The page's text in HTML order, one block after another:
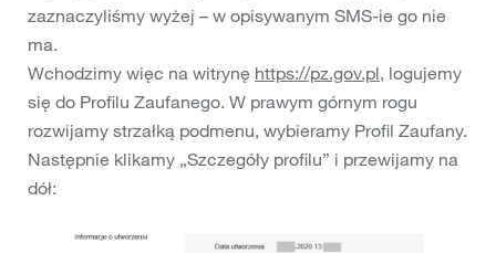
zaznaczyliśmy wyżej – w opisywanym SMS-ie go nie
ma.
Wchodzimy więc na witrynę https://pz.gov.pl, logujemy
się do Profilu Zaufanego. W prawym górnym rogu
rozwijamy strzałką podmenu, wybieramy Profil Zaufany.
Następnie klikamy „Szczegóły profilu” i przewijamy na
dół: